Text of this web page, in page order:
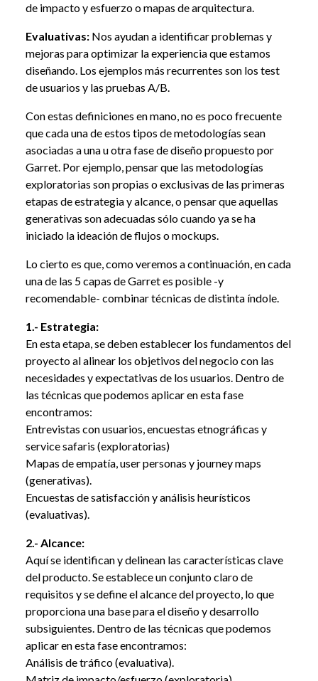
de impacto y esfuerzo o mapas de arquitectura.
Evaluativas: Nos ayudan a identificar problemas y
mejoras para optimizar la experiencia que estamos
diseñando. Los ejemplos más recurrentes son los test
de usuarios y las pruebas A/B.
Con estas definiciones en mano, no es poco frecuente
que cada una de estos tipos de metodologías sean
asociadas a una u otra fase de diseño propuesto por
Garret. Por ejemplo, pensar que las metodologías
exploratorias son propias o exclusivas de las primeras
etapas de estrategia y alcance, o pensar que aquellas
generativas son adecuadas sólo cuando ya se ha
iniciado la ideación de flujos o mockups.
Lo cierto es que, como veremos a continuación, en cada
una de las 5 capas de Garret es posible -y
recomendable- combinar técnicas de distinta índole.
1.- Estrategia:
En esta etapa, se deben establecer los fundamentos del
proyecto al alinear los objetivos del negocio con las
necesidades y expectativas de los usuarios. Dentro de
las técnicas que podemos aplicar en esta fase
encontramos:
Entrevistas con usuarios, encuestas etnográficas y
service safaris (exploratorias)
Mapas de empatía, user personas y journey maps
(generativas).
Encuestas de satisfacción y análisis heurísticos
(evaluativas).
2.- Alcance:
Aquí se identifican y delinean las características clave
del producto. Se establece un conjunto claro de
requisitos y se define el alcance del proyecto, lo que
proporciona una base para el diseño y desarrollo
subsiguientes. Dentro de las técnicas que podemos
aplicar en esta fase encontramos:
Análisis de tráfico (evaluativa).